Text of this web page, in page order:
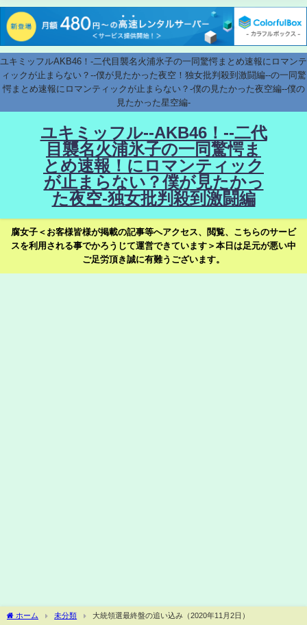
ユキミッフルAKB46！-二代目襲名火浦氷子の一同驚愕まとめ速報にロマンテ
ィックが止まらない？--僕が見たかった夜空！独女批判殺到激闘編--の一同驚
愕まとめ速報にロマンティックが止まらない？-僕の見たかった夜空編--僕の
見たかった星空編-
ユキミッフル--AKB46！--二代
目襲名火浦氷子の一同驚愕ま
とめ速報！にロマンティック
が止まらない？僕が見たかっ
た夜空-独女批判殺到激闘編
腐女子＜お客様皆様が掲載の記事等へアクセス、閲覧、こちらのサービ
スを利用される事でかろうじて運営できています＞本日は足元が悪い中
ご足労頂き誠に有難うございます。
ホーム 未分類 大統領選最終盤の追い込み（2020年11月2日）